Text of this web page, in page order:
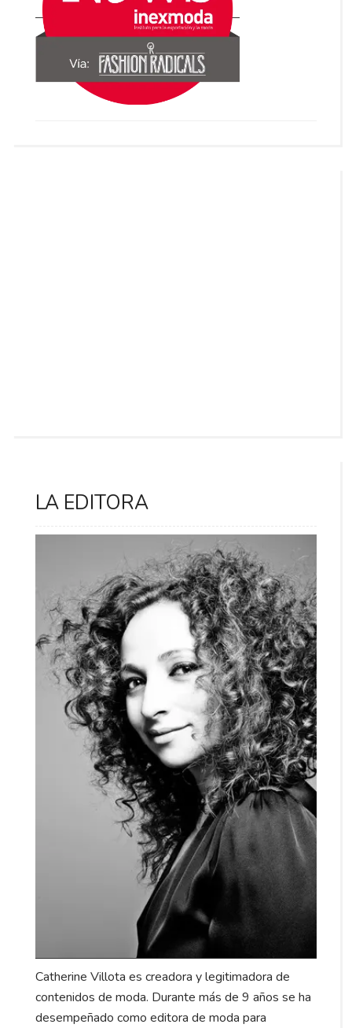
LA EDITORA
Catherine Villota es creadora y legitimadora de
contenidos de moda. Durante más de 9 años se ha
desempeñado como editora de moda para